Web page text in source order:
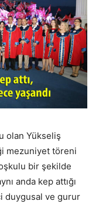
olan Yükseliş
mezuniyet töreni
bir şekilde
anda kep attığı
duygusal ve gurur